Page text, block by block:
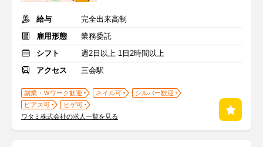
給与
完全出来高制
雇用形態
業務委託
シフト
週2日以上 1日2時間以上
アクセス
三会駅
副業・Ｗワーク歓迎 ネイル可
シルバー歓迎
ピアス可
ヒゲ可
ワタミ株式会社の求人一覧を見る